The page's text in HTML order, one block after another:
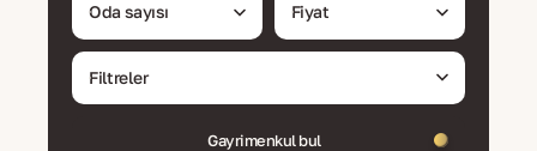
Oda sayısı Fiyat
Filtreler
Gayrimenkul bul